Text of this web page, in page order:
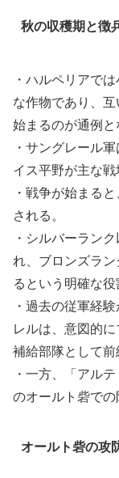
秋の収穫期と徴
・ハルペリアで
な作物であり、
始まるのが通例と
・サングレール
イス平野が主な戦
・戦争が始まる
される。
・シルバーラン
れ、ブロンズラ
るという明確な役
・過去の従軍経
レルは、意図的
補給部隊として前
・一方、「アル
のオールト砦での
オールト砦の攻